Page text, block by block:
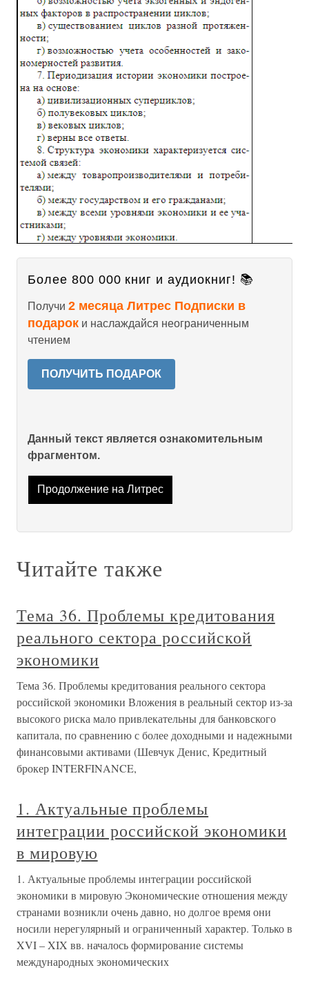
Более 800 000 книг и аудиокниг! 📚
Получи 2 месяца Литрес Подписки в
подарок и наслаждайся неограниченным
чтением
ПОЛУЧИТЬ ПОДАРОК
Данный текст является ознакомительным
фрагментом.
Продолжение на Литрес
Читайте также
Тема 36. Проблемы кредитования
реального сектора российской
экономики
Тема 36. Проблемы кредитования реального сектора
российской экономики Вложения в реальный сектор из-за
высокого риска мало привлекательны для банковского
капитала, по сравнению с более доходными и надежными
финансовыми активами (Шевчук Денис, Кредитный
брокер INTERFINANCE,
1. Актуальные проблемы
интеграции российской экономики
в мировую
1. Актуальные проблемы интеграции российской
экономики в мировую Экономические отношения между
странами возникли очень давно, но долгое время они
носили нерегулярный и ограниченный характер. Только в
XVI – XIX вв. началось формирование системы
международных экономических